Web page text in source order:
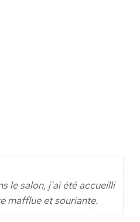
le salon, j'ai été accueilli
mafflue et souriante.